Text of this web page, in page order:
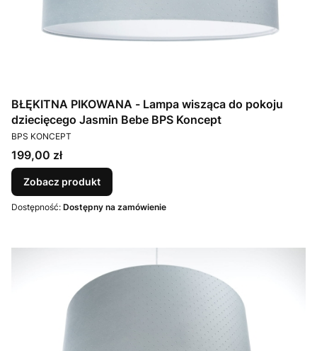
BŁĘKITNA PIKOWANA - Lampa wisząca do pokoju
dziecięcego Jasmin Bebe BPS Koncept
PRODUCENT
BPS KONCEPT
Cena
199,00 zł
Zobacz produkt
Dostępność: Dostępny na zamówienie